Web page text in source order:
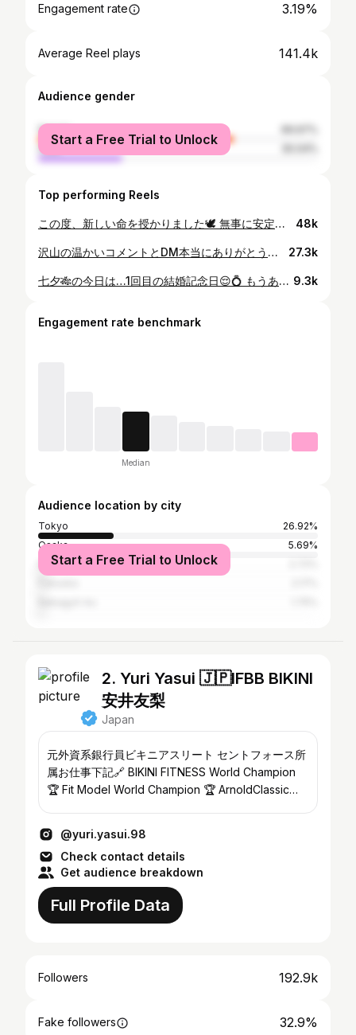
Engagement rate 3.19%
Average Reel plays 141.4k
Audience gender
female
male
Start a Free Trial to Unlock
Top performing Reels
この度、新しい命を授かりました🕊️ 無事に安定期を迎えましたのでご報告させて頂きます。 悪阻と闘いながらもカラダを動かす事は止めずに、何とかここまで来れました🤝💦 予定日は今年の6月です🤰 夏前には家族が増えパパママになるんだ〜って思うと何だか不思議な感じ🫧 この小さく尊い命に感謝しながら、心身共に「母」になる準備を進めていきます。 「強い母ちゃんになります💪🏼！」 もちろんお仕事は出来る限り続けていく予定です！ 身体と相談しながらトレーニングも。🔥 どうか温かく見守って頂けたら嬉しいです。 AYA. 48k
沢山の温かいコメントとDM本当にありがとうございました🙂‍↕️ １つ１つ大切に読ませて頂きました。 皆さんの美しいメッセージに感動しっぱなしです😢✨こんなにも沢山の心強いサポーターがいるんだと思うと嬉しくて嬉しくて… 感謝致しております。 中には同じ妊娠期間中の方や出産ご経験者の方達からも色んな経験談や沢山のアドバイスメッセージも頂いたり。 みんな強くてカッコイイなと尊敬の意が隠せません。✨ 見習います！ 私はこれから経験した事のない場所、「未知なる世界」に突入していこうとしておりますが、魚が水の中を泳ぐように鳥が空を飛ぶように、私が自分としてあるがままに最大限発揮できるそんな自然体な姿でいれる妊婦生活を過ごしていきたいなと思っております😌 お腹の胎動を感じながら毎日が愛おしく.... 心穏やかな日々を過ごしております。 性別はどちらなのかなぁ〜と今はそれが1番楽しみです🥰 27.3k
七夕🎋の今日は…1回目の結婚記念日😌💍 もうあっという間にあれから1年！！😳 結婚記念日って夫婦にとっての「誕生日」みたいなもの。 これからも長い人生の「旅」は続きますが、2人で力を合わせながら幸せの年輪を重ねていきたい。 そして苦楽を共に素晴らしい旅路にしていこうと思います。 こっから👇🏼は恥ずかしいので英語で💦 Happy 1st anniversary to the love of my life. Everyday with you is a gift. I’m so lucky to have you in my life! There is the Star Festival tonight.🎋💫 May all your dreams come true...🙏🏻 素敵な七夕を…💫 Have a wonderful night🌙 9.3k
Engagement rate benchmark
Median
Audience location by city
Tokyo
26.92%
Osaka
5.69%
Nagoya
Start a Free Trial to Unlock
2. Yuri Yasui 🇯🇵IFBB BIKINI
安井友梨
Japan
元外資系銀行員ビキニアスリート セントフォース所
属お仕事下記🔗 BIKINI FITNESS World Champion
🏆 Fit Model World Champion 🏆 ArnoldClassic
@yuri.yasui.98
Check contact details
Get audience breakdown
Full Profile Data
Followers 192.9k
Fake followers 32.9%